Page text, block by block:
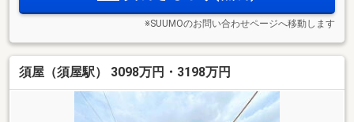
※SUUMOのお問い合わせページへ移動します
須屋（須屋駅） 3098万円・3198万円